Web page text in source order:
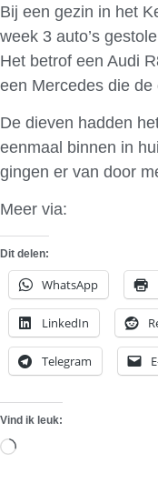
Bij een gezin in het
week 3 auto’s
Het betrof een Audi
een Mercedes die
De dieven hadden
eenmaal binnen in
gingen er van door
Meer via:
Dit delen:
WhatsApp
LinkedIn
Telegram
Vind ik leuk:
Aan